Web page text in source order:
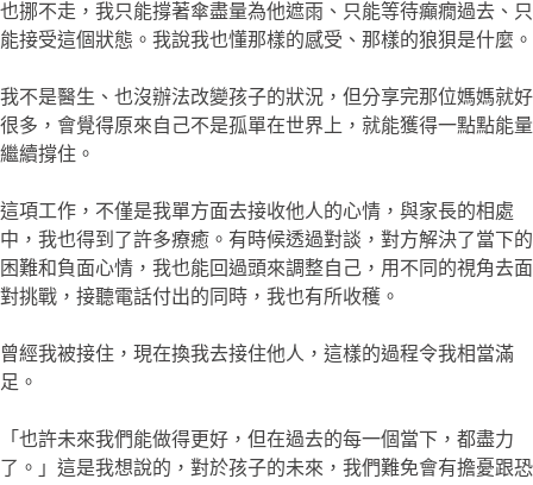
也挪不走，我只能撐著傘盡量為他遮雨、只能等待癲癇過去、只
能接受這個狀態。我說我也懂那樣的感受、那樣的狼狽是什麼。
我不是醫生、也沒辦法改變孩子的狀況，但分享完那位媽媽就好
很多，會覺得原來自己不是孤單在世界上，就能獲得一點點能量
繼續撐住。
這項工作，不僅是我單方面去接收他人的心情，與家長的相處
中，我也得到了許多療癒。有時候透過對談，對方解決了當下的
困難和負面心情，我也能回過頭來調整自己，用不同的視角去面
對挑戰，接聽電話付出的同時，我也有所收穫。
曾經我被接住，現在換我去接住他人，這樣的過程令我相當滿
足。
「也許未來我們能做得更好，但在過去的每一個當下，都盡力
了。」這是我想說的，對於孩子的未來，我們難免會有擔憂跟恐